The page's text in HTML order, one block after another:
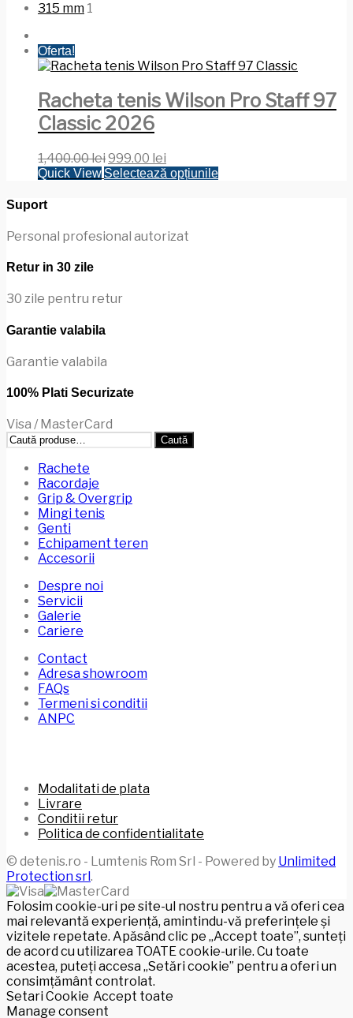
315 mm 1
Oferta!
Racheta tenis Wilson Pro Staff 97
Classic 2026
1,400.00leiPrețul
inițial
999.00 lei
curent
Quick View Selectează opțiunileAcest
Suport
Personal profesional autorizat
Retur in 30 zile
30 zile pentru retur
Garantie valabila
Garantie valabila
100% Plati Securizate
Visa / MasterCard
Caută
după:
Caută
Rachete
Racordaje
Grip & Overgrip
Mingi tenis
Genti
Echipament teren
Accesorii
Despre noi
Servicii
Galerie
Cariere
Contact
Adresa showroom
FAQs
Termeni si conditii
ANPC
Modalitati de plata
Livrare
Conditii retur
Politica de confidentialitate
© detenis.ro - Lumtenis Rom Srl - Powered by Unlimited
Protection srl .
Folosim cookie-uri pe site-ul nostru pentru a vă oferi cea
mai relevantă experiență, amintindu-vă preferințele și
vizitele repetate. Apăsând clic pe „Accept toate”, sunteți
de acord cu utilizarea TOATE cookie-urile. Cu toate
acestea, puteți accesa „Setări cookie” pentru a oferi un
consimțământ controlat.
Setari Cookie Accept toate
Manage consent